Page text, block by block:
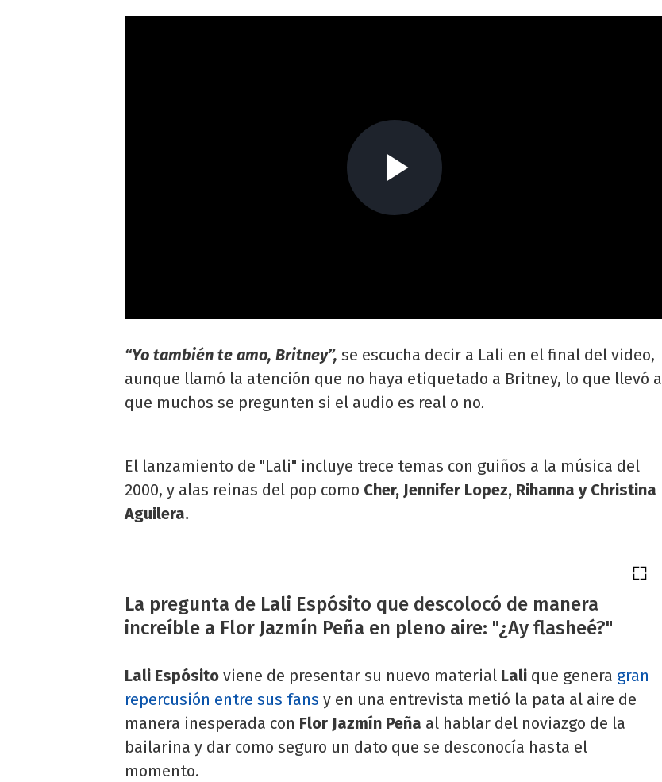
“Yo también te amo, Britney”, se escucha decir a Lali en el final del video,
aunque llamó la atención que no haya etiquetado a Britney, lo que llevó a
que muchos se pregunten si el audio es real o no.
El lanzamiento de "Lali" incluye trece temas con guiños a la música del
2000, y alas reinas del pop como Cher, Jennifer Lopez, Rihanna y Christina
Aguilera.
La pregunta de Lali Espósito que descolocó de manera
increíble a Flor Jazmín Peña en pleno aire: "¿Ay flasheé?"
Lali Espósito viene de presentar su nuevo material Lali que genera gran
repercusión entre sus fans y en una entrevista metió la pata al aire de
manera inesperada con Flor Jazmín Peña al hablar del noviazgo de la
bailarina y dar como seguro un dato que se desconocía hasta el
momento.